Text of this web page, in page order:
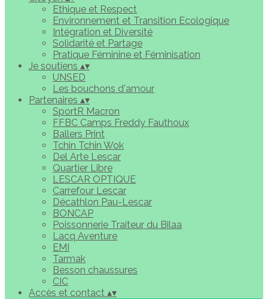
Ethique et Respect
Environnement et Transition Ecologique
Intégration et Diversité
Solidarité et Partage
Pratique Féminine et Féminisation
Je soutiens ▴▾
UNSED
Les bouchons d'amour
Partenaires ▴▾
SportR Macron
FFBC Camps Freddy Fauthoux
Ballers Print
Tchin Tchin Wok
Del Arte Lescar
Quartier Libre
LESCAR OPTIQUE
Carrefour Lescar
Décathlon Pau-Lescar
BONCAP
Poissonnerie Traiteur du Bilaa
Lacq Aventure
EMI
Tarmak
Besson chaussures
CIC
Accès et contact ▴▾